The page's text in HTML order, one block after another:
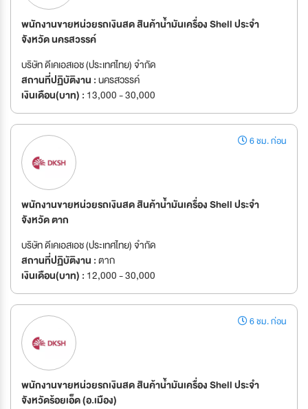
พนักงานขายหน่วยรถเงินสด สินค้าน้ำมันเครื่อง Shell ประจำ
จังหวัด นครสวรรค์
บริษัท ดีเคเอสเอช (ประเทศไทย) จำกัด
สถานที่ปฏิบัติงาน :นครสวรรค์
เงินเดือน(บาท) : 13,000 - 30,000
6 ชม. ก่อน
พนักงานขายหน่วยรถเงินสด สินค้าน้ำมันเครื่อง Shell ประจำ
จังหวัด ตาก
บริษัท ดีเคเอสเอช (ประเทศไทย) จำกัด
สถานที่ปฏิบัติงาน :ตาก
เงินเดือน(บาท) : 12,000 - 30,000
6 ชม. ก่อน
พนักงานขายหน่วยรถเงินสด สินค้าน้ำมันเครื่อง Shell ประจำ
จังหวัดร้อยเอ็ด (อ.เมือง)